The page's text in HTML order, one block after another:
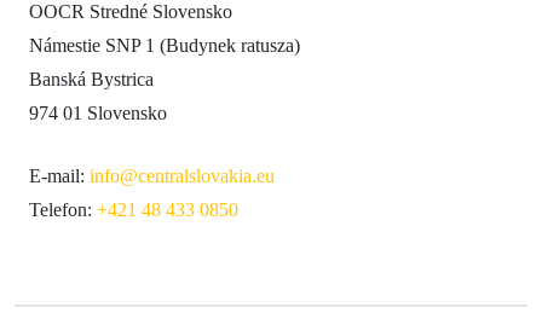
OOCR Stredné Slovensko
Námestie SNP 1 (Budynek ratusza)
Banská Bystrica
974 01 Slovensko
E-mail: info@centralslovakia.eu
Telefon: +421 48 433 0850